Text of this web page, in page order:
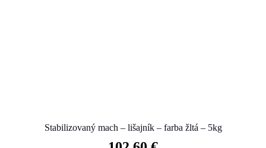
Stabilizovaný mach – lišajník – farba žltá – 5kg